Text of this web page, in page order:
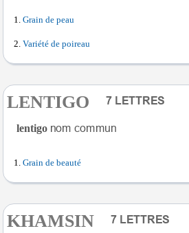
Grain de peau
Variété de poireau
LENTIGO
lentigo
Grain de beauté
KHAMSIN